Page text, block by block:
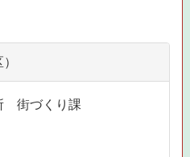
街づくり課